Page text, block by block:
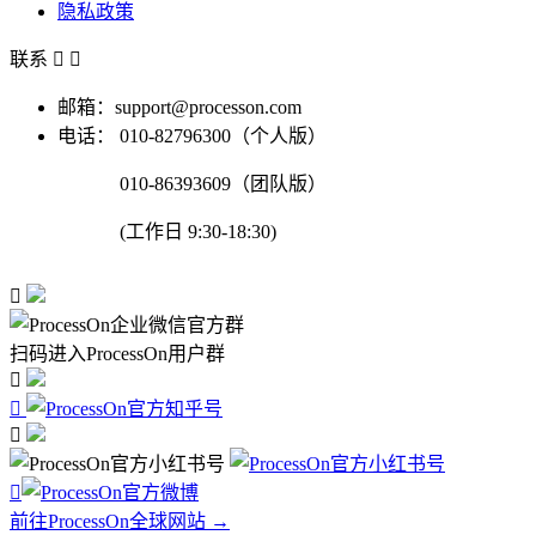
隐私政策
联系  
邮箱：support@processon.com
电话：
010-82796300（个人版）
010-86393609（团队版）
(工作日 9:30-18:30)

扫码进入ProcessOn用户群




前往ProcessOn全球网站 →